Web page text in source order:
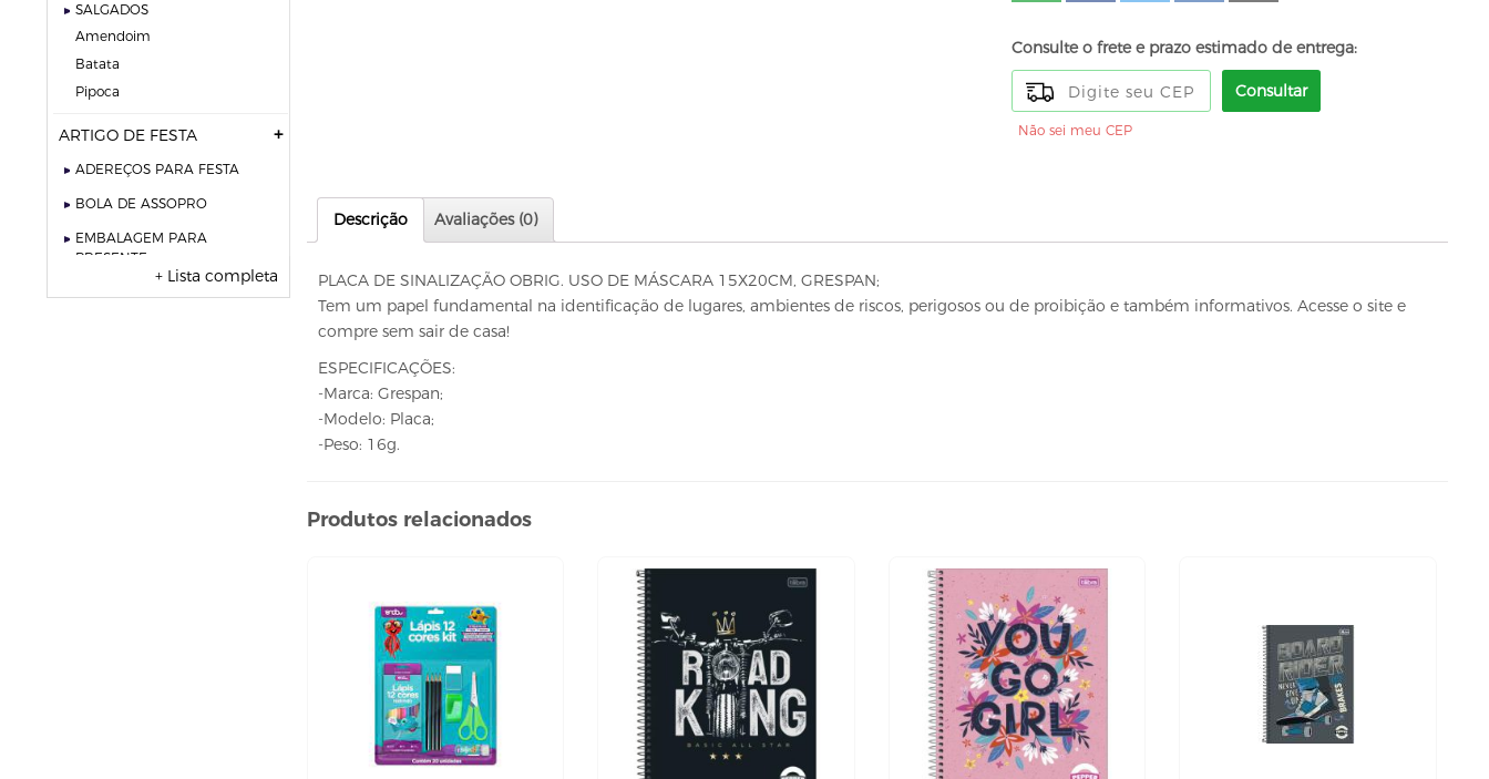
Consulte o frete e prazo estimado de entrega:
Consultar
Não sei meu CEP
Descrição Avaliações (0)
PLACA DE SINALIZAÇÃO OBRIG. USO DE MÁSCARA 15X20CM, GRESPAN;
Tem um papel fundamental na identificação de lugares, ambientes de riscos, perigosos ou de proibição e também informativos. Acesse o site e
compre sem sair de casa!
ESPECIFICAÇÕES:
-Marca: Grespan;
-Modelo: Placa;
-Peso: 16g.
Produtos relacionados
SALGADOS
amendoim
batata
pipoca
ARTIGO DE FESTA
ADEREÇOS PARA FESTA
BOLA DE ASSOPRO
EMBALAGEM PARA
PRESENTE
+ Lista completa